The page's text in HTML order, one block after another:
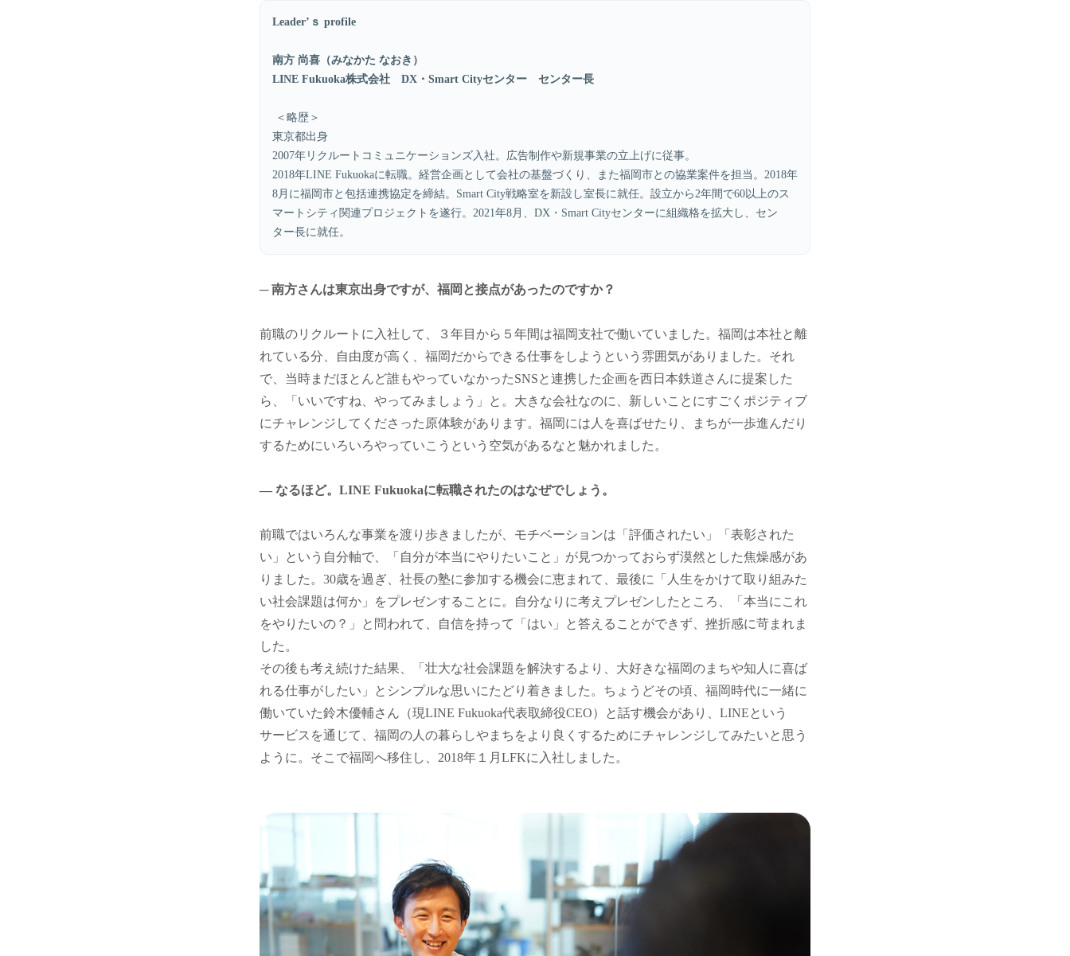
Leader’ｓ profile
南方 尚喜（みなかた なおき）
LINE Fukuoka株式会社 DX・Smart Cityセンター センター長
＜略歴＞
東京都出身
2007年リクルートコミュニケーションズ入社。広告制作や新規事業の立上げに従事。
2018年LINE Fukuokaに転職。経営企画として会社の基盤づくり、また福岡市との協業案件を担当。2018年
8月に福岡市と包括連携協定を締結。Smart City戦略室を新設し室長に就任。設立から2年間で60以上のス
マートシティ関連プロジェクトを遂行。2021年8月、DX・Smart Cityセンターに組織格を拡大し、セン
ター長に就任。
─ 南方さんは東京出身ですが、福岡と接点があったのですか？
前職のリクルートに入社して、３年目から５年間は福岡支社で働いていました。福岡は本社と離
れている分、自由度が高く、福岡だからできる仕事をしようという雰囲気がありました。それ
で、当時まだほとんど誰もやっていなかったSNSと連携した企画を西日本鉄道さんに提案した
ら、「いいですね、やってみましょう」と。大きな会社なのに、新しいことにすごくポジティブ
にチャレンジしてくださった原体験があります。福岡には人を喜ばせたり、まちが一歩進んだり
するためにいろいろやっていこうという空気があるなと魅かれました。
― なるほど。LINE Fukuokaに転職されたのはなぜでしょう。
前職ではいろんな事業を渡り歩きましたが、モチベーションは「評価されたい」「表彰された
い」という自分軸で、「自分が本当にやりたいこと」が見つかっておらず漠然とした焦燥感があ
りました。30歳を過ぎ、社長の塾に参加する機会に恵まれて、最後に「人生をかけて取り組みた
い社会課題は何か」をプレゼンすることに。自分なりに考えプレゼンしたところ、「本当にこれ
をやりたいの？」と問われて、自信を持って「はい」と答えることができず、挫折感に苛まれま
した。
その後も考え続けた結果、「壮大な社会課題を解決するより、大好きな福岡のまちや知人に喜ば
れる仕事がしたい」とシンプルな思いにたどり着きました。ちょうどその頃、福岡時代に一緒に
働いていた鈴木優輔さん（現LINE Fukuoka代表取締役CEO）と話す機会があり、LINEという
サービスを通じて、福岡の人の暮らしやまちをより良くするためにチャレンジしてみたいと思う
ように。そこで福岡へ移住し、2018年１月LFKに入社しました。